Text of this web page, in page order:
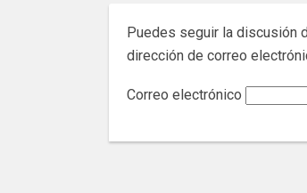
Puedes seguir la discusión
dirección de correo
Correo electrónico